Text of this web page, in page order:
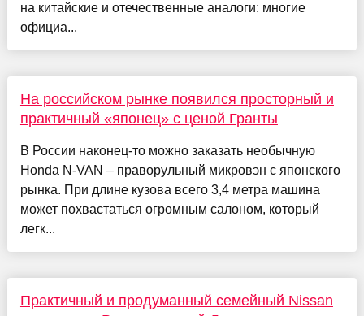
на китайские и отечественные аналоги: многие
официа...
На российском рынке появился просторный и
практичный «японец» с ценой Гранты
В России наконец-то можно заказать необычную
Honda N-VAN – праворульный микровэн с японского
рынка. При длине кузова всего 3,4 метра машина
может похвастаться огромным салоном, который
легк...
Практичный и продуманный семейный Nissan